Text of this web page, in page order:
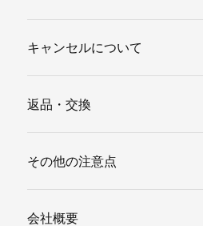
キャンセルについて
返品・交換
その他の注意点
会社概要